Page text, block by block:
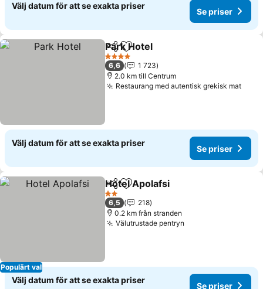
Välj datum för att se exakta priser
Se priser
Dela Lägg till i Mina Favoriter
Park Hotel
4 Stjärnor
6,6
1 723
2.0 km till Centrum
Restaurang med autentisk grekisk matSe
Välj datum för att se exakta priser
Se priser
Populärt val
Dela Lägg till i Mina Favoriter
Hotel Apolafsi
2 Stjärnor
6,5
218
0.2 km från stranden
Välutrustade pentryn
Välj datum för att se exakta priser
Se priser